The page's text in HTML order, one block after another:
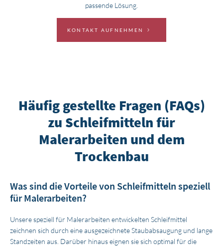
passende Lösung.
KONTAKT AUFNEHMEN
Häufig gestellte Fragen (FAQs)
zu Schleifmitteln für
Malerarbeiten und dem
Trockenbau
Was sind die Vorteile von Schleifmitteln speziell
für Malerarbeiten?
Unsere speziell für Malerarbeiten entwickelten Schleifmittel
zeichnen sich durch eine ausgezeichnete Staubabsaugung und lange
Standzeiten aus. Darüber hinaus eignen sie sich optimal für die